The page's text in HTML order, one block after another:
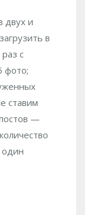
двух и
в
с
фото;
ставим
—
один